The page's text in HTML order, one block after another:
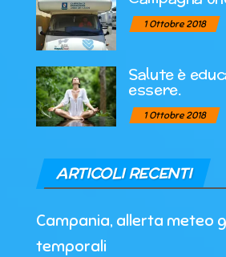
1 Ottobre 2018
Salute è
essere.
1 Ottobre 2018
ARTICOLI RECENTI
Campania, allerta meteo
temporali